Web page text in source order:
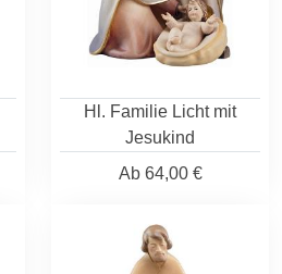
Hl. Familie Licht mit
Jesukind
Ab64,00 €